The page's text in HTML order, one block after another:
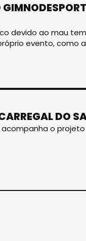
devido ao mau
evento, como
DO
o projeto